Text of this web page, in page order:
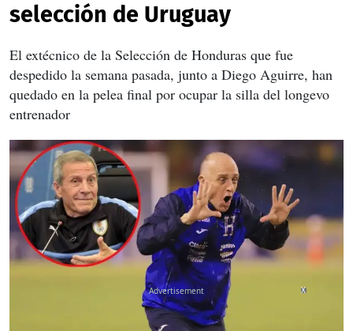
selección de Uruguay
El extécnico de la Selección de Honduras que fue
despedido la semana pasada, junto a Diego Aguirre, han
quedado en la pelea final por ocupar la silla del longevo
entrenador
X